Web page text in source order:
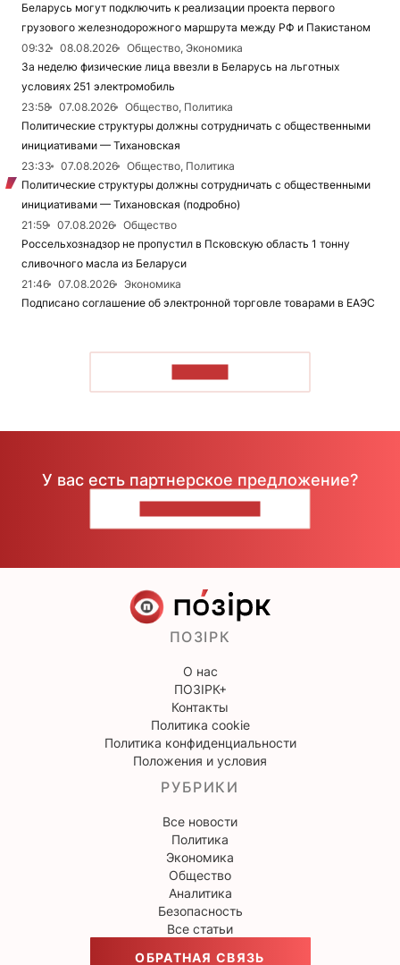
Беларусь могут подключить к реализации проекта первого
грузового железнодорожного маршрута между РФ и Пакистаном
09:32
08.08.2026
Общество, Экономика
За неделю физические лица ввезли в Беларусь на льготных
условиях 251 электромобиль
23:58
07.08.2026
Общество, Политика
Политические структуры должны сотрудничать с общественными
инициативами — Тихановская
23:33
07.08.2026
Общество, Политика
Политические структуры должны сотрудничать с общественными
инициативами — Тихановская (подробно)
21:59
07.08.2026
Общество
Россельхознадзор не пропустил в Псковскую область 1 тонну
сливочного масла из Беларуси
21:46
07.08.2026
Экономика
Подписано соглашение об электронной торговле товарами в ЕАЭС
У вас есть партнерское предложение?
ПОЗІРК
О нас
ПОЗІРК+
Контакты
Политика cookie
Политика конфиденциальности
Положения и условия
РУБРИКИ
Все новости
Политика
Экономика
Общество
Аналитика
Безопасность
Все статьи
ОБРАТНАЯ СВЯЗЬ